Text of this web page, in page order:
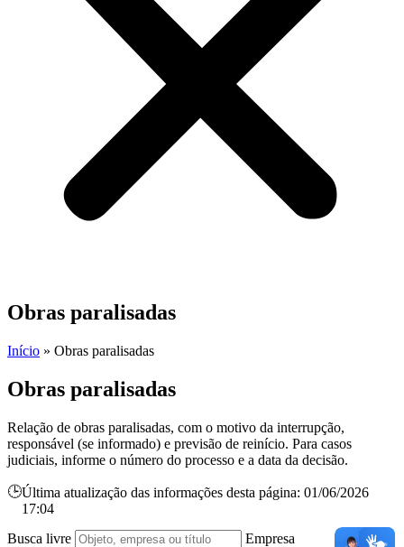
Obras paralisadas
Início » Obras paralisadas
Obras paralisadas
Relação de obras paralisadas, com o motivo da interrupção,
responsável (se informado) e previsão de reinício. Para casos
judiciais, informe o número do processo e a data da decisão.
🕒Última atualização das informações desta página: 01/06/2026
17:04
Busca livre
Empresa